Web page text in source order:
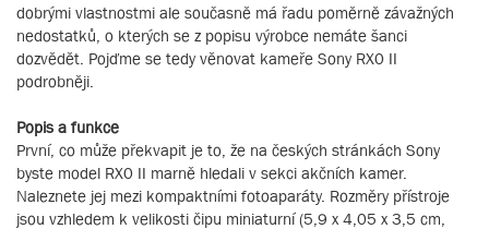
dobrými vlastnostmi ale současně má řadu poměrně závažných
nedostatků, o kterých se z popisu výrobce nemáte šanci
dozvědět. Pojďme se tedy věnovat kameře Sony RX0 II
podrobněji.
Popis a funkce
První, co může překvapit je to, že na českých stránkách Sony
byste model RX0 II marně hledali v sekci akčních kamer.
Naleznete jej mezi kompaktními fotoaparáty. Rozměry přístroje
jsou vzhledem k velikosti čipu miniaturní (5,9 x 4,05 x 3,5 cm,